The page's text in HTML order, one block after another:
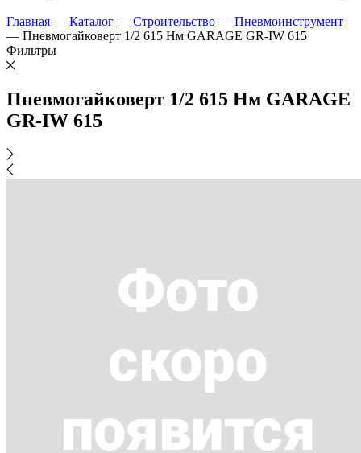
Главная — Каталог — Строительство — Пневмоинструмент
— Пневмогайковерт 1/2 615 Нм GARAGE GR-IW 615
Фильтры
Пневмогайковерт 1/2 615 Нм GARAGE
GR-IW 615